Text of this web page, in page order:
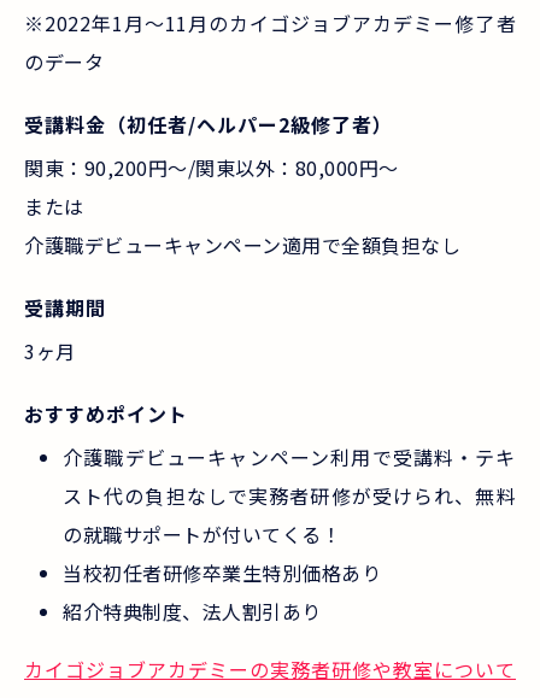
※2022年1月～11月のカイゴジョブアカデミー修了者
のデータ
受講料金（初任者/ヘルパー2級修了者）
関東：90,200円～/関東以外：80,000円～
または
介護職デビューキャンペーン適用で全額負担なし
受講期間
3ヶ月
おすすめポイント
介護職デビューキャンペーン利用で受講料・テキ
スト代の負担なしで実務者研修が受けられ、無料
の就職サポートが付いてくる！
当校初任者研修卒業生特別価格あり
紹介特典制度、法人割引あり
カイゴジョブアカデミーの実務者研修や教室について